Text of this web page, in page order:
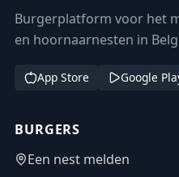
Burgerplatform voor het
en hoornaarnesten in
App Store Google
BURGERS
Een nest melden